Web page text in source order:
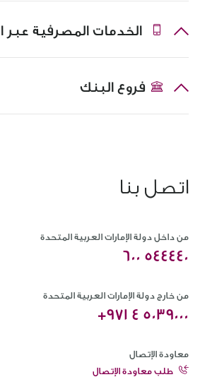
الخدمات المصرفية عبر
فروع البنك
اتصل بنا
من داخل دولة الإمارات العربية المتحدة
600 544440
من خارج دولة الإمارات العربية المتحدة
+971 4 5039000
معاودة الإتصال
طلب معاودة الإتصال